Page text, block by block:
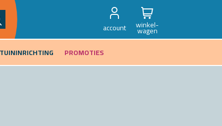
account winkel-
wagen
TUININRICHTING PROMOTIES